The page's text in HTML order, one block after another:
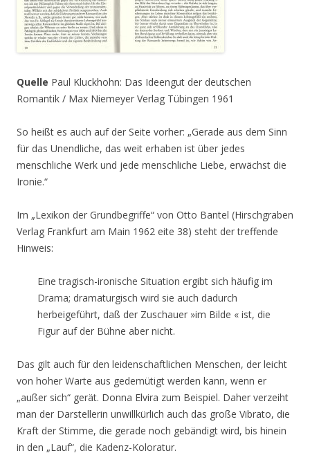
Quelle Paul Kluckhohn: Das Ideengut der deutschen
Romantik / Max Niemeyer Verlag Tübingen 1961
So heißt es auch auf der Seite vorher: „Gerade aus dem Sinn
für das Unendliche, das weit erhaben ist über jedes
menschliche Werk und jede menschliche Liebe, erwächst die
Ironie.“
Im „Lexikon der Grundbegriffe“ von Otto Bantel (Hirschgraben
Verlag Frankfurt am Main 1962 eite 38) steht der treffende
Hinweis:
Eine tragisch-ironische Situation ergibt sich häufig im
Drama; dramaturgisch wird sie auch dadurch
herbeigeführt, daß der Zuschauer »im Bilde « ist, die
Figur auf der Bühne aber nicht.
Das gilt auch für den leidenschaftlichen Menschen, der leicht
von hoher Warte aus gedemütigt werden kann, wenn er
„außer sich“ gerät. Donna Elvira zum Beispiel. Daher verzeiht
man der Darstellerin unwillkürlich auch das große Vibrato, die
Kraft der Stimme, die gerade noch gebändigt wird, bis hinein
in den „Lauf“, die Kadenz-Koloratur.